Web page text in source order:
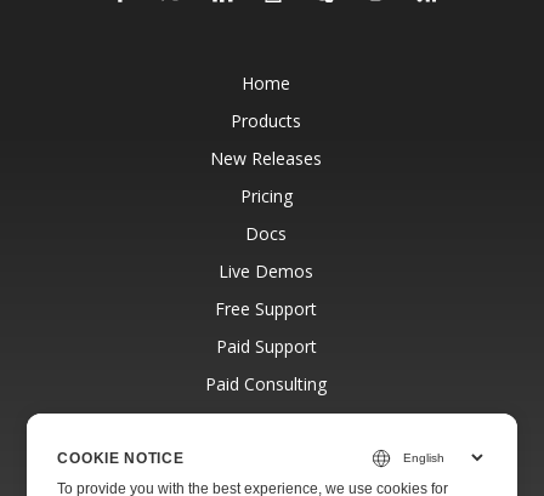
Home
Products
New Releases
Pricing
Docs
Live Demos
Free Support
Paid Support
Paid Consulting
Blog
COOKIE NOTICE
To provide you with the best experience, we use cookies for